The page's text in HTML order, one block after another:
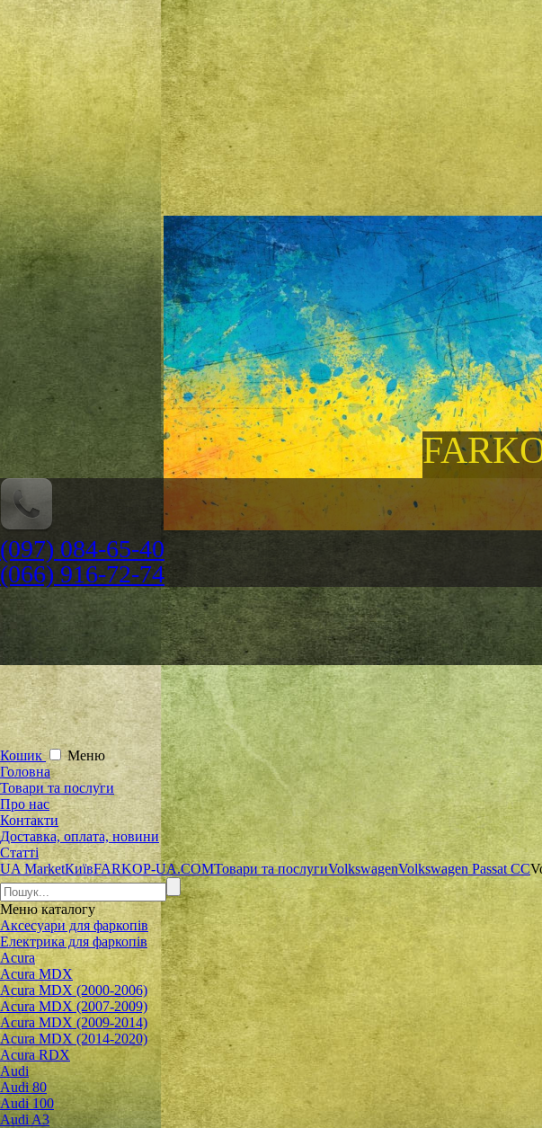
(097) 084-65-40
(066) 916-72-74
Кошик
Меню
Головна
Товари та послуги
Про нас
Контакти
Доставка, оплата, новини
Статті
UA MarketКиївFARKOP-UA.COMТовари та послугиVolkswagenVolkswagen Passat CC
Менюкаталогу
Аксесуари для фаркопів
Електрика для фаркопів
Acura
Acura MDX
Acura MDX (2000-2006)
Acura MDX (2007-2009)
Acura MDX (2009-2014)
Acura MDX (2014-2020)
Acura RDX
Audi
Audi 80
Audi 100
Audi A3